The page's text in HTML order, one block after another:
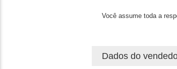
Você assume toda a
Dados do